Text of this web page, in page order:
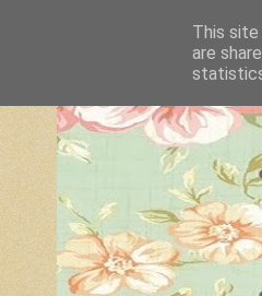
This
are